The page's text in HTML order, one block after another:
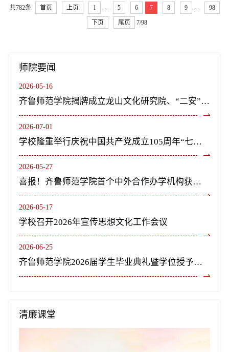
共782条 首页 上页 1 ... 5 6 7 8 9 ... 98
下页 尾页 7/98
师院要闻
2026-05-16
齐鲁师范学院揭牌成立龙山文化研究院、“二安”文化研究院
2026-07-01
学校隆重举行庆祝中国共产党成立105周年“七一”表彰大会暨《长歌尽美》艺术党课
2026-05-27
喜报！齐鲁师范学院首个中外合作办学机构获教育部正式批复设立
2026-05-17
学校召开2026年宣传思想文化工作会议
2026-06-25
齐鲁师范学院2026届学生毕业典礼暨学位授予仪式隆重举行
清廉课堂